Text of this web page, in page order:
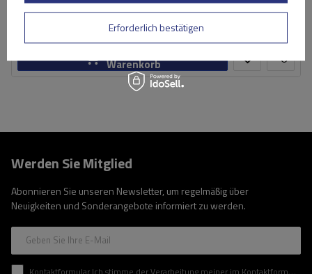
Große Menge verfügbar Wir versenden schon am
Warenkorb
Werden Sie Mitglied
Abonnieren Sie unseren Newsletter, um regelmäßig über
Neuigkeiten und Sonderangebote informiert zu werden.
Geben Sie Ihre E-Mail
Erforderlich bestätigen